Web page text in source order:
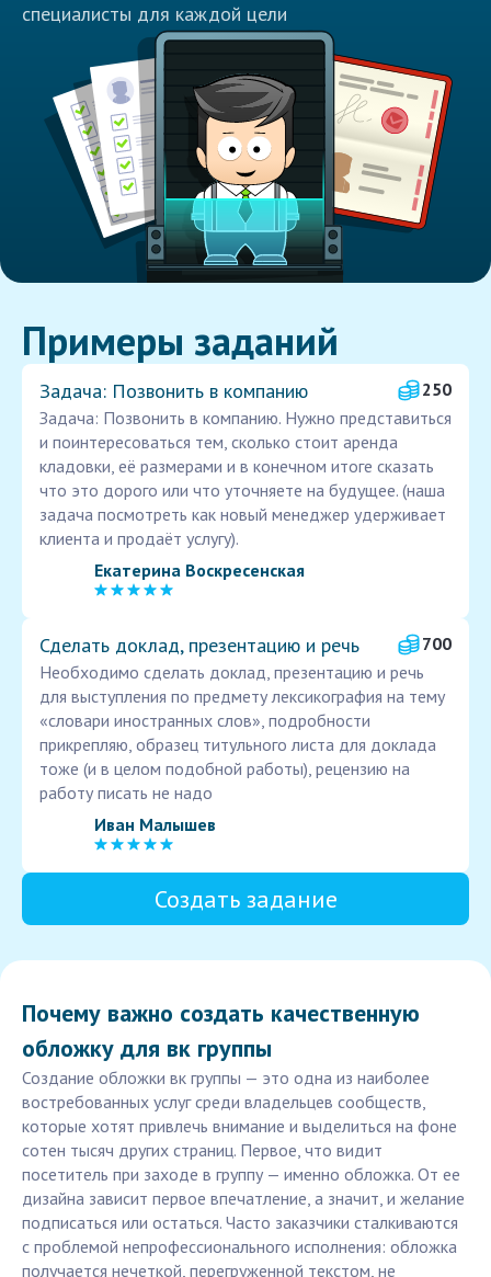
специалисты для каждой цели
Примеры заданий
Задача: Позвонить в компанию
250
Задача: Позвонить в компанию. Нужно представиться
и поинтересоваться тем, сколько стоит аренда
кладовки, её размерами и в конечном итоге сказать
что это дорого или что уточняете на будущее. (наша
задача посмотреть как новый менеджер удерживает
клиента и продаёт услугу).
Екатерина Воскресенская
Сделать доклад, презентацию и речь
700
Необходимо сделать доклад, презентацию и речь
для выступления по предмету лексикография на тему
«словари иностранных слов», подробности
прикрепляю, образец титульного листа для доклада
тоже (и в целом подобной работы), рецензию на
работу писать не надо
Иван Малышев
Создать задание
Почему важно создать качественную
обложку для вк группы
Создание обложки вк группы — это одна из наиболее
востребованных услуг среди владельцев сообществ,
которые хотят привлечь внимание и выделиться на фоне
сотен тысяч других страниц. Первое, что видит
посетитель при заходе в группу — именно обложка. От ее
дизайна зависит первое впечатление, а значит, и желание
подписаться или остаться. Часто заказчики сталкиваются
с проблемой непрофессионального исполнения: обложка
получается нечеткой, перегруженной текстом, не